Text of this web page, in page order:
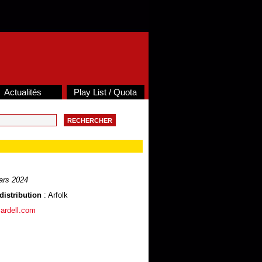
Actualités Play List / Quota
2024
: Arfolk